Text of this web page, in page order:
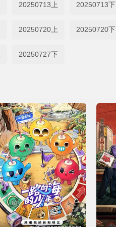
20250713上 20250713下
20250720上 20250720下
20250727下